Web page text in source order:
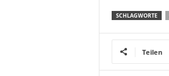
-
r
SCHLAGWORTE
Teilen